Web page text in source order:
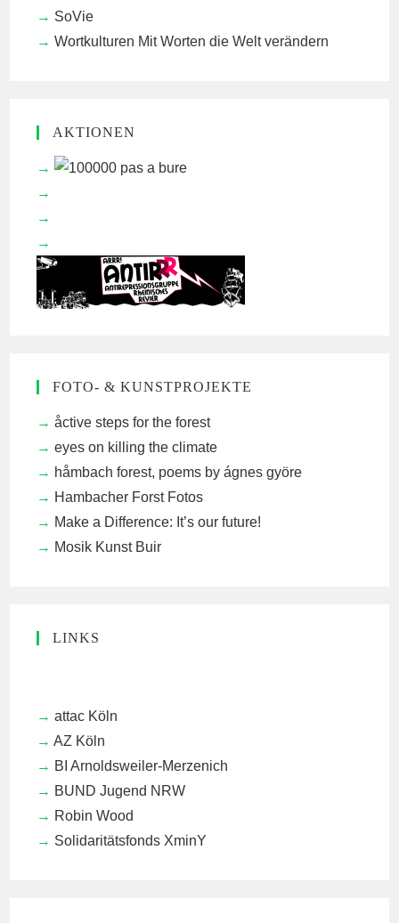
SoVie
Wortkulturen Mit Worten die Welt verändern
AKTIONEN
FOTO- & KUNSTPROJEKTE
åctive steps for the forest
eyes on killing the climate
håmbach forest, poems by ágnes györe
Hambacher Forst Fotos
Make a Difference: It’s our future!
Mosik Kunst Buir
LINKS
attac Köln
AZ Köln
BI Arnoldsweiler-Merzenich
BUND Jugend NRW
Robin Wood
Solidaritätsfonds XminY